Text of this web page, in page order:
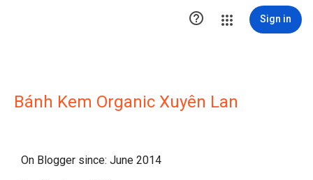
 Sign in
Bánh Kem Organic Xuyên Lan
On Blogger since: June 2014